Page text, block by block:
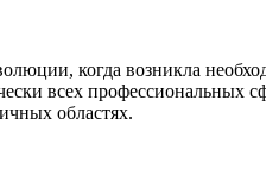
когда возникла
всех
областях.